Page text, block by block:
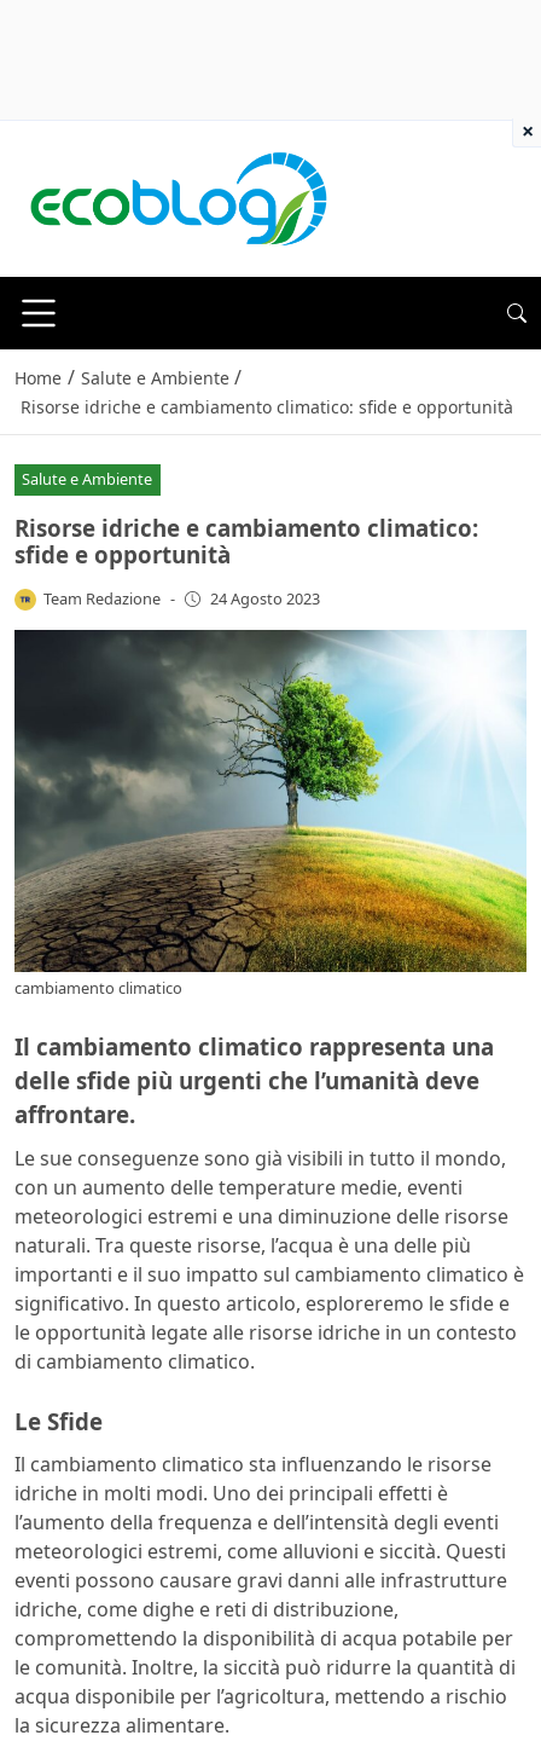
Home / Salute e Ambiente /
Risorse idriche e cambiamento climatico: sfide e opportunità
Salute e Ambiente
Risorse idriche e cambiamento climatico:
sfide e opportunità
Team Redazione - 24 Agosto 2023
cambiamento climatico
Il cambiamento climatico rappresenta una
delle sfide più urgenti che l’umanità deve
affrontare.
Le sue conseguenze sono già visibili in tutto il mondo,
con un aumento delle temperature medie, eventi
meteorologici estremi e una diminuzione delle risorse
naturali. Tra queste risorse, l’acqua è una delle più
importanti e il suo impatto sul cambiamento climatico è
significativo. In questo articolo, esploreremo le sfide e
le opportunità legate alle risorse idriche in un contesto
di cambiamento climatico.
Le Sfide
Il cambiamento climatico sta influenzando le risorse
idriche in molti modi. Uno dei principali effetti è
l’aumento della frequenza e dell’intensità degli eventi
meteorologici estremi, come alluvioni e siccità. Questi
eventi possono causare gravi danni alle infrastrutture
idriche, come dighe e reti di distribuzione,
compromettendo la disponibilità di acqua potabile per
le comunità. Inoltre, la siccità può ridurre la quantità di
acqua disponibile per l’agricoltura, mettendo a rischio
la sicurezza alimentare.
×